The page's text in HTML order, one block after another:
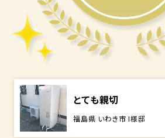
とても親切
福島県 いわき市 I様邸